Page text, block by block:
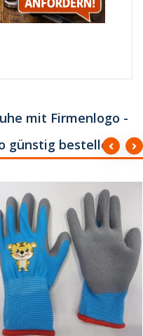
mit Firmenlogo -
günstig bestellen